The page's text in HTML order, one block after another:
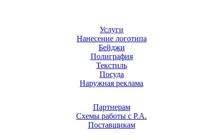
Услуги
Нанесение логотипа
Бейджи
Полиграфия
Текстиль
Посуда
Наружная реклама
Партнерам
Схемы работы с Р.А.
Поставщикам